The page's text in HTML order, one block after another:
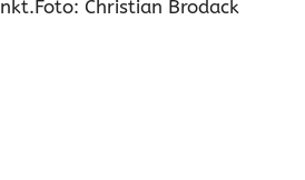
Christian Brodack